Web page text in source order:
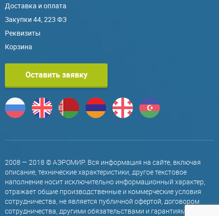
Доставка и оплата
Закупки 44, 223 ФЗ
Реквизиты
Корзина
Оставить заявку
2008 — 2018 © АЭРОМИР. Вся информация на сайте, включая
описание, технические характеристики, другое текстовое
наполнение носит исключительно информационный характер,
отражает общие производственные и коммерческие условия
сотрудничества, не является публичной офертой, договором
сотрудничества, другими обязательствами и гарантиями,